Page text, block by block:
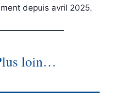
depuis avril 2025.
loin…